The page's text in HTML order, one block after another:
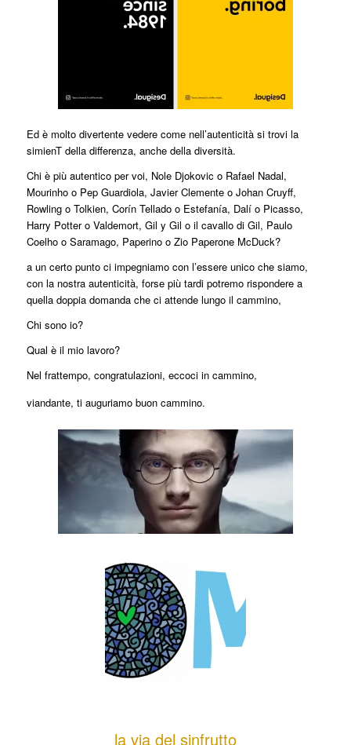
Ed è molto divertente vedere come nell’autenticità si trovi la
simienT della differenza, anche della diversità.
Chi è più autentico per voi, Nole Djokovic o Rafael Nadal,
Mourinho o Pep Guardiola, Javier Clemente o Johan Cruyff,
Rowling o Tolkien, Corín Tellado o Estefanía, Dalí o Picasso,
Harry Potter o Valdemort, Gil y Gil o il cavallo di Gil, Paulo
Coelho o Saramago, Paperino o Zio Paperone McDuck?
a un certo punto ci impegniamo con l’essere unico che siamo,
con la nostra autenticità, forse più tardi potremo rispondere a
quella doppia domanda che ci attende lungo il cammino,
Chi sono io?
Qual è il mio lavoro?
Nel frattempo, congratulazioni, eccoci in cammino,
viandante, ti auguriamo buon cammino.
la via del sinfrutto